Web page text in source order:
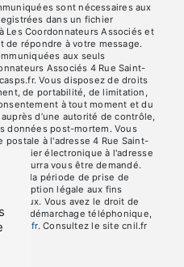
sont nécessaires aux
dans un fichier
Les Coordonnateurs Associés et
de répondre à votre message.
aux seuls
Associés 4 Rue Saint-
Vous disposez de droits
de portabilité, de limitation,
à tout moment et du
d’une autorité de contrôle,
données post-mortem. Vous
à l'adresse 4 Rue Saint-
courrier électronique à l'adresse
pourra vous être demandé.
la période de prise de
légale aux fins
Vous avez le droit de
au démarchage téléphonique,
. Consultez le site cnil.fr